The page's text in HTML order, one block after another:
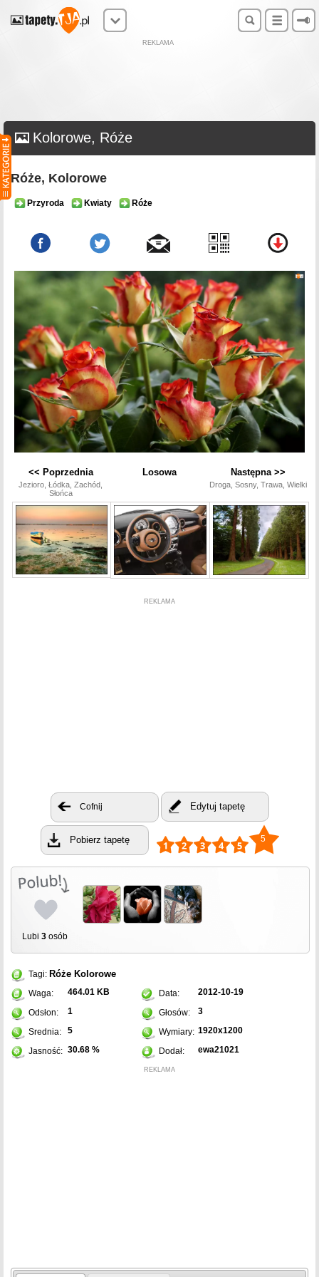
REKLAMA
Kolorowe, Róże
Róże, Kolorowe
Przyroda Kwiaty Róże
<< Poprzednia
Jezioro, Łódka, Zachód,
Słońca
Losowa Następna >>
Droga, Sosny, Trawa, Wielki
REKLAMA
Cofnij Edytuj tapetę
Pobierz tapetę 5
Lubi 3 osób
Tagi: Róże Kolorowe
Waga: 464.01 KB Data: 2012-10-19
Odsłon: 1 Głosów: 3
Srednia: 5 Wymiary: 1920x1200
Jasność: 30.68 % Dodał: ewa21021
REKLAMA